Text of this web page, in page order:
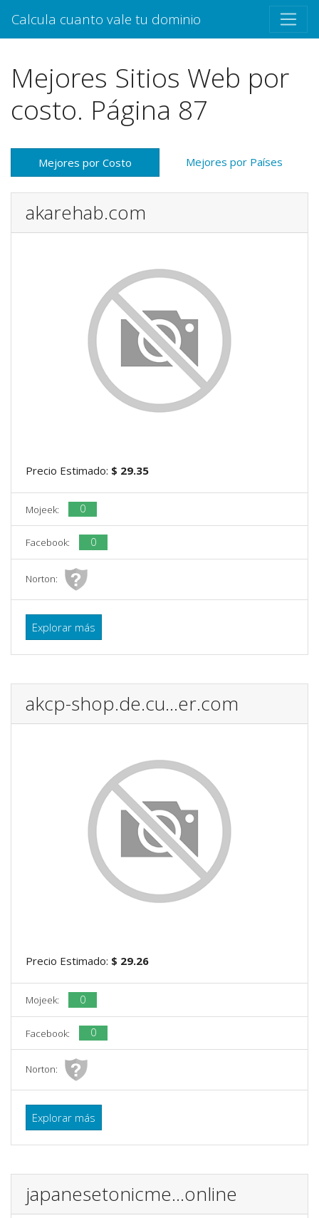
Calcula cuanto vale tu dominio
Mejores Sitios Web por
costo. Página 87
Mejores por Costo Mejores por Países
akarehab.com
Precio Estimado: $ 29.35
Mojeek: 0
Facebook: 0
Norton:
Explorar más
akcp-shop.de.cu...er.com
Precio Estimado: $ 29.26
Mojeek: 0
Facebook: 0
Norton:
Explorar más
japanesetonicme...online